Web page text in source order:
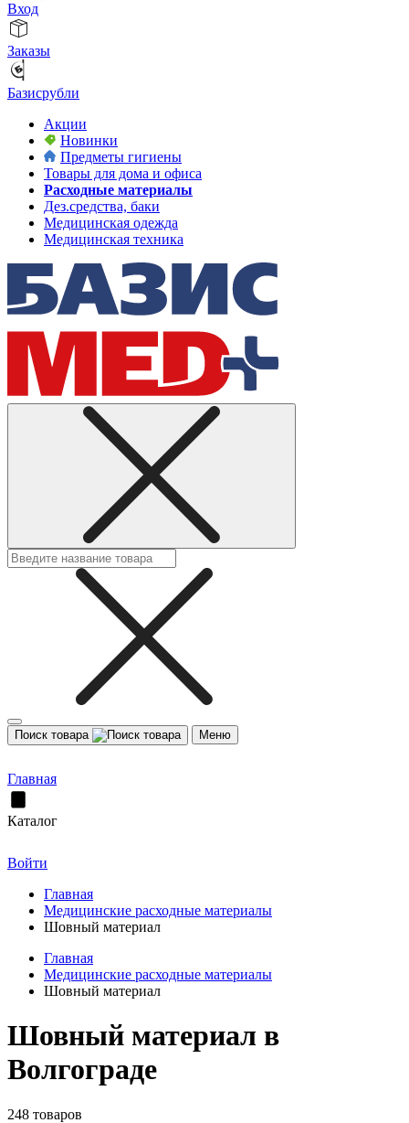
Вход
Заказы
Базисрубли
Акции
Новинки
Предметы гигиены
Товары для дома и офиса
Расходные материалы
Дез.средства, баки
Медицинская одежда
Медицинская техника
Поиск товара Меню
Главная
Каталог
Войти
Главная
Медицинские расходные материалы
Шовный материал
Главная
Медицинские расходные материалы
Шовный материал
Шовный материал в
Волгограде
248 товаров